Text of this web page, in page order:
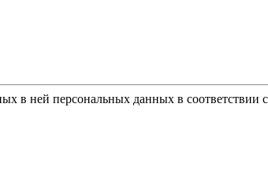
в ней персональных данных в соответствии